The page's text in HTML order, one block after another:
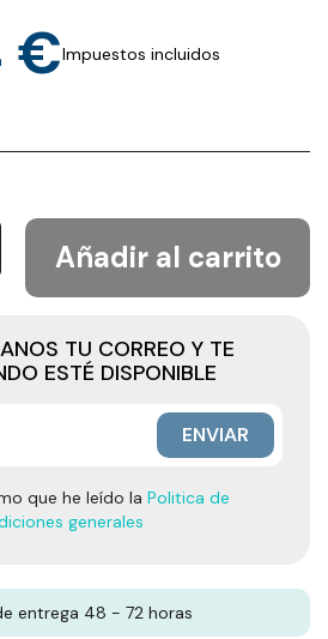
€Impuestos incluidos
Añadir al carrito
TU CORREO Y TE
ESTÉ DISPONIBLE
ENVIAR
que he leído la Politica de
generales
entrega 48 - 72 horas